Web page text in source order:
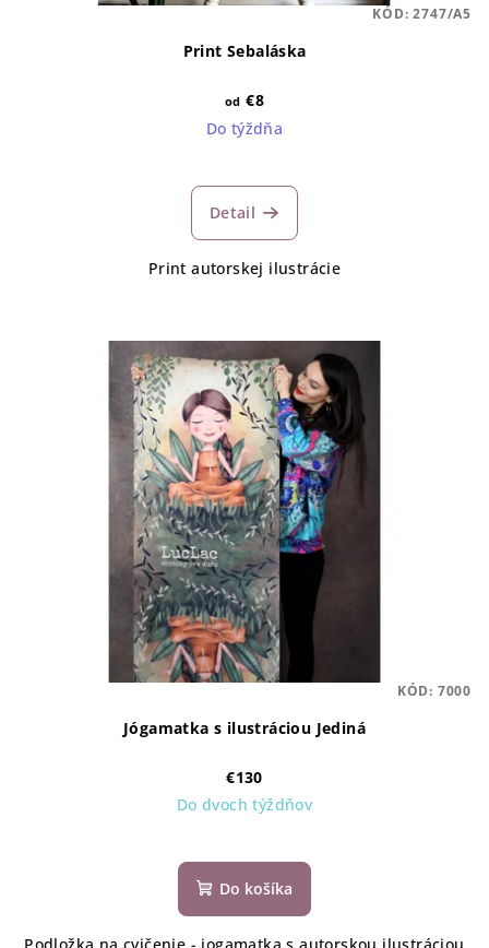
Print Sebaláska
od €8
Do týždňa
Detail
Print autorskej ilustrácie
KÓD:2747/A5
Jógamatka s ilustráciou Jediná
€130
Do dvoch týždňov
Do košíka
Podložka na cvičenie - jogamatka s autorskou ilustráciou
KÓD: 7000